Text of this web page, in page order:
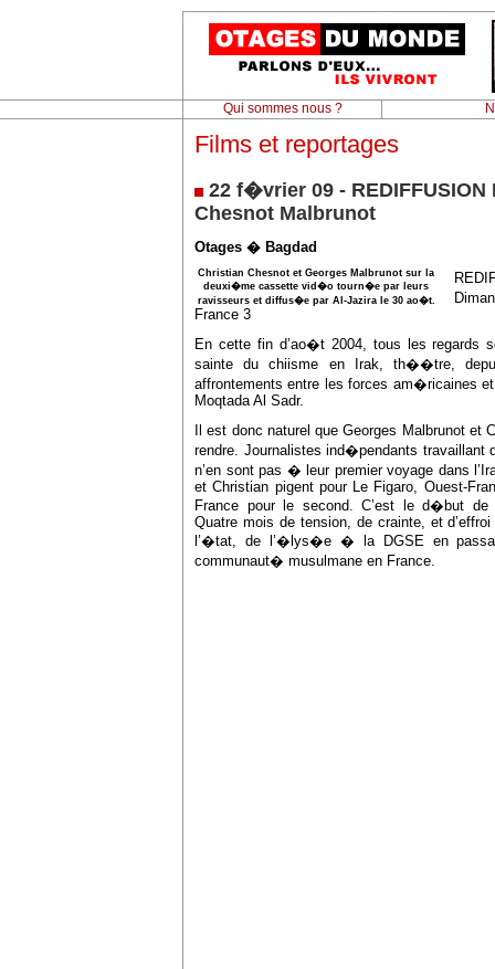
Qui sommes nous ?
Films et reportages
22 f�vrier 09 -
Chesnot Malbrunot
Otages � Bagdad
Christian Chesnot et Georges Malbrunot sur la
deuxi�me cassette vid�o tourn�e par leurs
ravisseurs et diffus�e par Al-Jazira le 30 ao�t.
France 3
En cette fin d’ao�t 2004, tous les regards
sainte du chiisme en Irak, th��tre,
affrontements entre les forces am�ricaines
Moqtada Al Sadr.
Il est donc naturel que Georges Malbrunot et
rendre. Journalistes ind�pendants
n’en sont pas � leur premier voyage dans
et Christian pigent pour Le Figaro, Ouest-
France pour le second. C’est le d�but de
Quatre mois de tension, de crainte, et
l’�tat, de l’�lys�e � la DGSE en
communaut� musulmane en France.